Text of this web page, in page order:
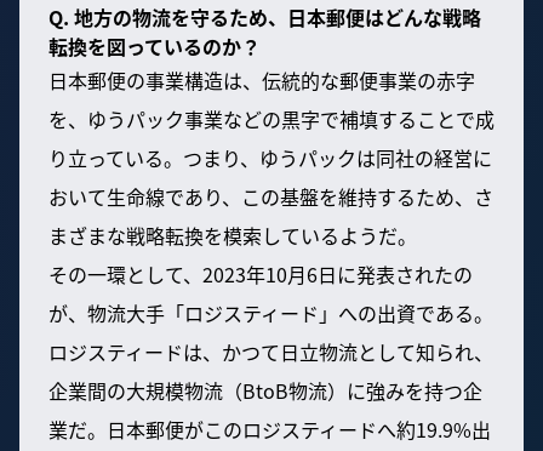
Q. 地方の物流を守るため、日本郵便はどんな戦略
転換を図っているのか？
日本郵便の事業構造は、伝統的な郵便事業の赤字
を、ゆうパック事業などの黒字で補填することで成
り立っている。つまり、ゆうパックは同社の経営に
おいて生命線であり、この基盤を維持するため、さ
まざまな戦略転換を模索しているようだ。
その一環として、2023年10月6日に発表されたの
が、物流大手「ロジスティード」への出資である。
ロジスティードは、かつて日立物流として知られ、
企業間の大規模物流（BtoB物流）に強みを持つ企
業だ。日本郵便がこのロジスティードへ約19.9%出